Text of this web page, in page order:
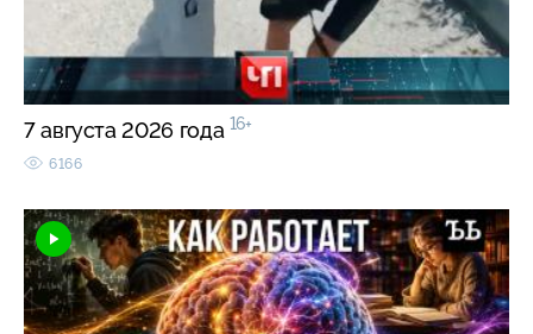
7 августа 2026 года 16+
6166